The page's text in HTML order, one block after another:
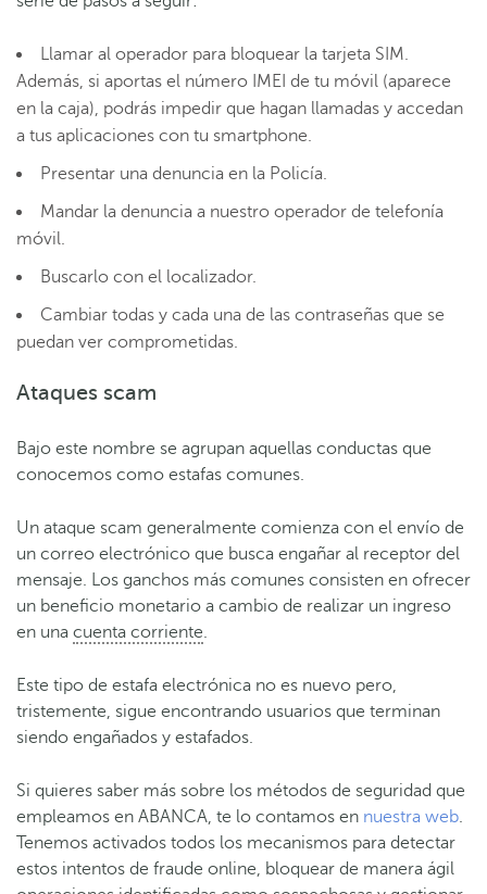
Llamar al operador para bloquear la tarjeta SIM.
Además, si aportas el número IMEI de tu móvil (aparece
en la caja), podrás impedir que hagan llamadas y accedan
a tus aplicaciones con tu smartphone.
Presentar una denuncia en la Policía.
Mandar la denuncia a nuestro operador de telefonía
móvil.
Buscarlo con el localizador.
Cambiar todas y cada una de las contraseñas que se
puedan ver comprometidas.
Ataques scam
Bajo este nombre se agrupan aquellas conductas que
conocemos como estafas comunes.
Un ataque scam generalmente comienza con el envío de
un correo electrónico que busca engañar al receptor del
mensaje. Los ganchos más comunes consisten en ofrecer
un beneficio monetario a cambio de realizar un ingreso
en una cuenta corriente.
Este tipo de estafa electrónica no es nuevo pero,
tristemente, sigue encontrando usuarios que terminan
siendo engañados y estafados.
Si quieres saber más sobre los métodos de seguridad que
empleamos en ABANCA, te lo contamos en nuestra web.
Tenemos activados todos los mecanismos para detectar
estos intentos de fraude online, bloquear de manera ágil